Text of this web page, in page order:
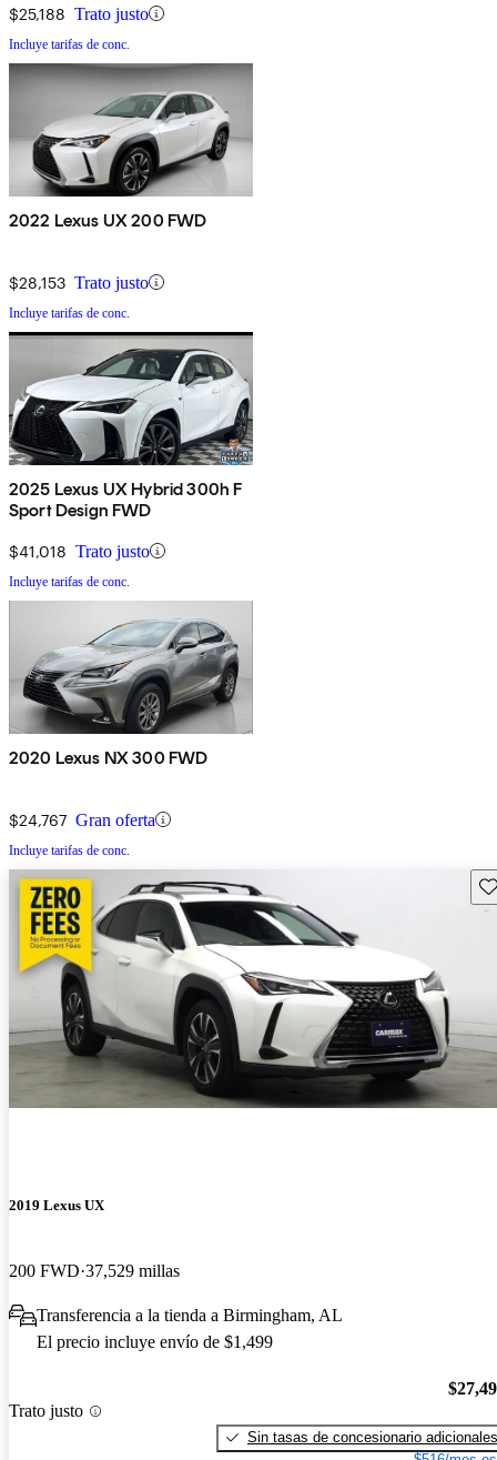
$25,188 Trato justo
Incluye tarifas de conc.
2022 Lexus UX 200 FWD
$28,153 Trato justo
Incluye tarifas de conc.
2025 Lexus UX Hybrid 300h F
Sport Design FWD
$41,018 Trato justo
Incluye tarifas de conc.
2020 Lexus NX 300 FWD
$24,767 Gran oferta
Incluye tarifas de conc.
2019 Lexus UX
200 FWD 37,529 millas
Transferencia a la tienda a Birmingham, AL
El precio incluye envío de $1,499
Trato justo
Sin tasas de concesionario adicionales